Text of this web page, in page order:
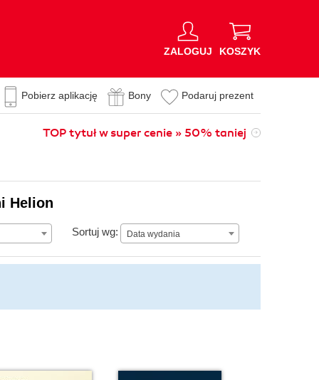
ZALOGUJ KOSZYK
Pobierz aplikację Bony Podaruj prezent
TOP tytuł w super cenie » 50% taniej
Helion
Sortuj wg: Data wydania
Data wydania